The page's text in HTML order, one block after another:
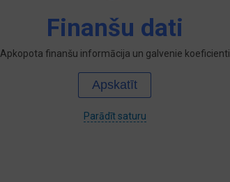
Finanšu dati
Apkopota finanšu informācija un galvenie koeficienti
Apskatīt
Parādīt saturu